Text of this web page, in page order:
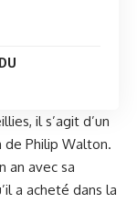
il s’agit d’un
de Philip Walton.
an avec sa
a acheté dans la